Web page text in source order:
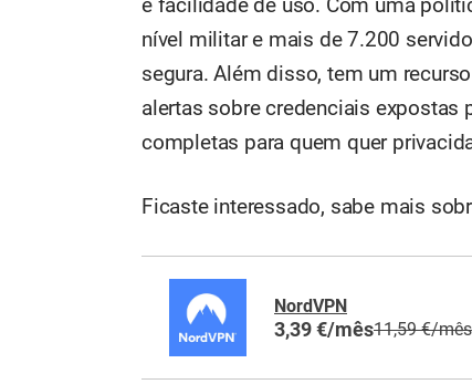
e facilidade de uso. Com uma
nível militar e mais de 7.200
segura. Além disso, tem um
alertas sobre credenciais expostas
completas para quem quer
Ficaste interessado, sabe mais
NordVPN
3,39 €/mês11,59 €/mês